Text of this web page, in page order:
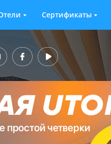
Сертификаты